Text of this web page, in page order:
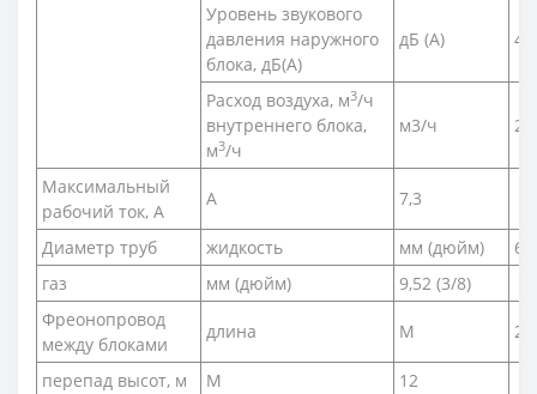
Уровень звукового
давления наружного
блока, дБ(A)
дБ (А) 48
Расход воздуха, м3/ч
внутреннего блока,
м3/ч
м3/ч
Максимальный
рабочий ток, А
А 7,3
Диаметр труб жидкость мм (дюйм)
газ
мм (дюйм)
9,52 (3/8)
Фреонопровод
между блоками
длина М 20
перепад высот, м М
12